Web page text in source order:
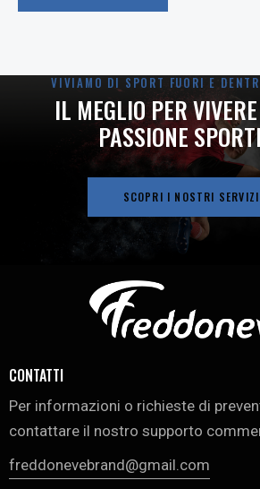
VIVIAMO DI SPORT FUORI E
IL MEGLIO PER
PASSIONE
SCOPRI I NOSTRI SERVIZI
CONTATTI
Per informazioni o richieste di
contattare il nostro supporto
freddonevebrand@gmail.com